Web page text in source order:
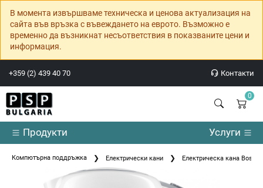
В момента извършваме техническа и ценова актуализация на
сайта във връзка с въвеждането на еврото. Възможно е
временно да възникнат несъответствия в показваните цени и
информация.
+359 (2) 439 40 70 Контакти
0
Продукти Услуги
Компютърна поддръжка Електрически кани Електрическа кана Bosch